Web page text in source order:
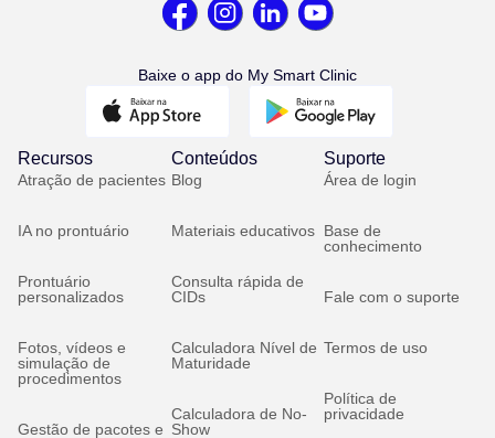
Baixe o app do My Smart Clinic
Recursos
Atração de pacientes
IA no prontuário
Prontuário
personalizados
Fotos, vídeos e
simulação de
procedimentos
Gestão de pacotes e
Conteúdos
Blog
Materiais educativos
Consulta rápida de
CIDs
Calculadora Nível de
Maturidade
Calculadora de No-
Show
Suporte
Área de login
Base de
conhecimento
Fale com o suporte
Termos de uso
Política de
privacidade